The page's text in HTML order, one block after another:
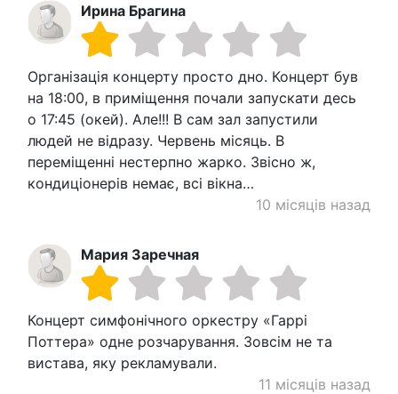
Ирина Брагина
Організація концерту просто дно. Концерт був
на 18:00, в приміщення почали запускати десь
о 17:45 (окей). Але!!! В сам зал запустили
людей не відразу. Червень місяць. В
переміщенні нестерпно жарко. Звісно ж,
кондиціонерів немає, всі вікна…
10 місяців назад
Мария Заречная
Концерт симфонічного оркестру «Гаррі
Поттера» одне розчарування. Зовсім не та
вистава, яку рекламували.
11 місяців назад